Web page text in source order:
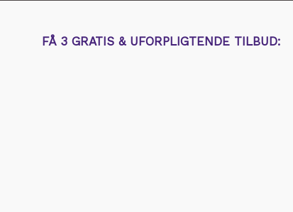
FÅ 3 GRATIS & UFORPLIGTENDE TILBUD: